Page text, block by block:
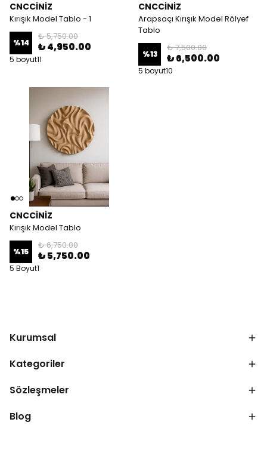
CNCCİNİZ
Kırışık Model Tablo - 1
%14
₺ 5,750.00
₺ 4,950.00
5 boyut11
CNCCİNİZ
Arapsaçı Kırışık Model Rölyef
Tablo
%13
₺ 7,500.00
₺ 6,500.00
5 boyut10
CNCCİNİZ
Kırışık Model Tablo
%15
₺ 6,750.00
₺ 5,750.00
5 Boyut1
Kurumsal
Kategoriler
Sözleşmeler
Blog